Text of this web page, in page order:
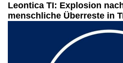
Leontica TI: Explosion
menschliche Überreste in